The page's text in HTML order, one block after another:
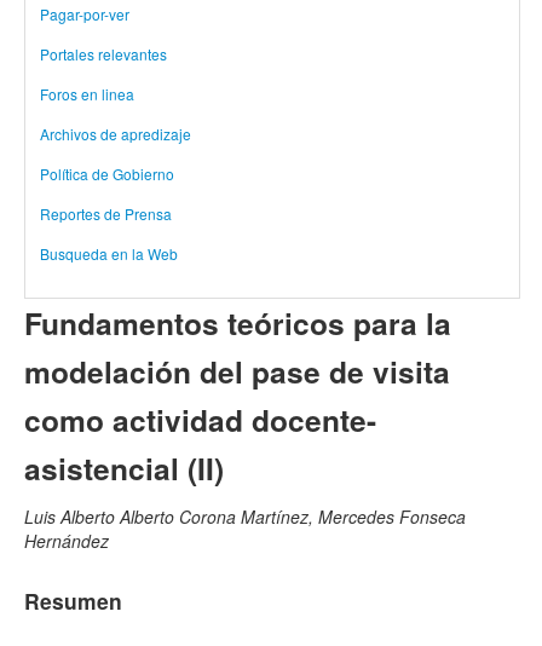
Pagar-por-ver
Portales relevantes
Foros en linea
Archivos de apredizaje
Política de Gobierno
Reportes de Prensa
Busqueda en la Web
Fundamentos teóricos para la
modelación del pase de visita
como actividad docente-
asistencial (II)
Luis Alberto Alberto Corona Martínez, Mercedes Fonseca
Hernández
Resumen